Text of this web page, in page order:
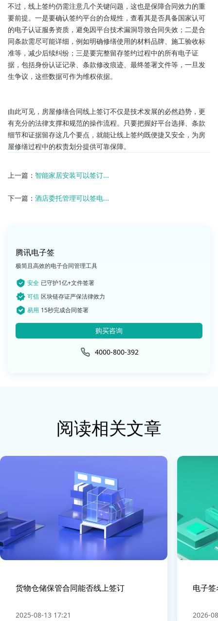
不过，线上签约仍需注意几个关键问题，这也是保障合同效力的重
要前提。一是要确认签约平台的合规性，查看其是否具备国家认可
的电子认证服务资质，避免因平台技术漏洞导致合同失效；二是合
同条款需尽可能详细，例如明确修缮使用的材料品牌、施工验收标
准等，减少后续纠纷；三是要完整留存签约过程中的所有电子证
据，包括身份认证记录、条款修改痕迹、最终签署文件等，一旦发
生争议，这些数据可作为维权依据。​
由此可见，房屋修缮合同线上签订不仅是技术发展的必然趋势，更
有充分的法律支撑和规范的操作流程。只要把握好平台选择、条款
细节和证据留存这几个要点，就能让线上签约既便捷又安全，为房
屋修缮过程中的权责划分提供可靠保障。
上一篇： 智能家居安装可以签订...
下一篇： 酒店委托管理可以签电...
腾讯电子签
极简且高效的电子合同管理工具
安全 已守护1亿+文件签署
可信 区块链存证严保法律效力
易用 15秒完成合同签署
购买咨询
4000-800-392
阅读相关文章
货物仓储保管合同能否线上签订
2025-08-13 17:21
电子
2026-